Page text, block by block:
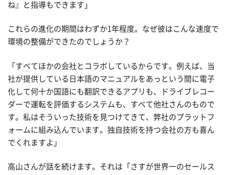
ね』と指導もできます」
これらの進化の期間はわずか1年程度。なぜ彼はこんな速度で
環境の整備ができたのでしょうか？
「すべてほかの会社とコラボしているからです。例えば、当
社が提供している日本語のマニュアルをあっという間に電子
化して何十か国語にも翻訳できるアプリも、ドライブレコー
ダーで運転を評価するシステムも、すべて他社さんのもので
す。私はそういった技術を見つけてきて、弊社のプラットフ
ォームに組み込んでいます。独自技術を持つ会社の方も喜ん
でくれますよ」
高山さんが話を続けます。それは「さすが世界一のセールス